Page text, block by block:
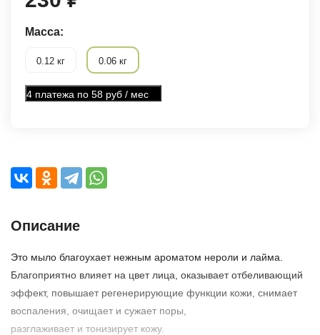
Масса:
0.12 кг 0.06 кг
4 платежа по 58 руб / мес
Описание
Это мыло благоухает нежным ароматом нероли и лайма.
Благоприятно влияет на цвет лица, оказывает отбеливающий
эффект, повышает регенерирующие функции кожи, снимает
воспаления, очищает и сужает поры,
разглаживает и тонизирует кожу.